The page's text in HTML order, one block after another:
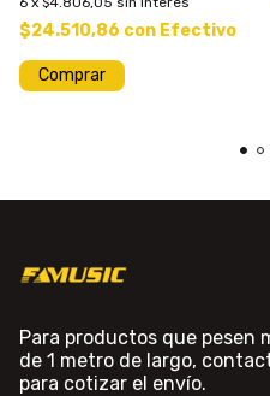
$24.510,86 con Efectivo
Comprar
Para productos que pesen
de 1 metro de largo,
para cotizar el envío.